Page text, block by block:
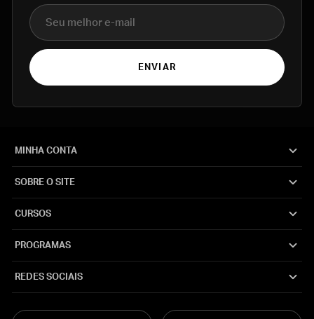
E-mail
ENVIAR
MINHA CONTA
SOBRE O SITE
CURSOS
PROGRAMAS
REDES SOCIAIS